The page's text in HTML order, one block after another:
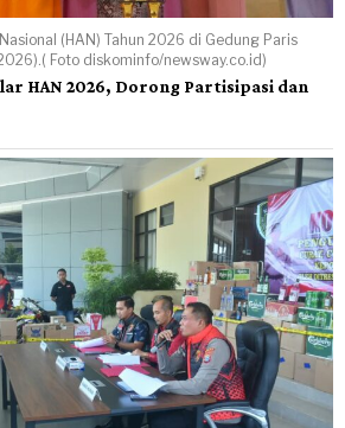
(HAN) Tahun 2026 di Gedung Paris
Foto diskominfo/newsway.co.id)
HAN 2026, Dorong Partisipasi dan